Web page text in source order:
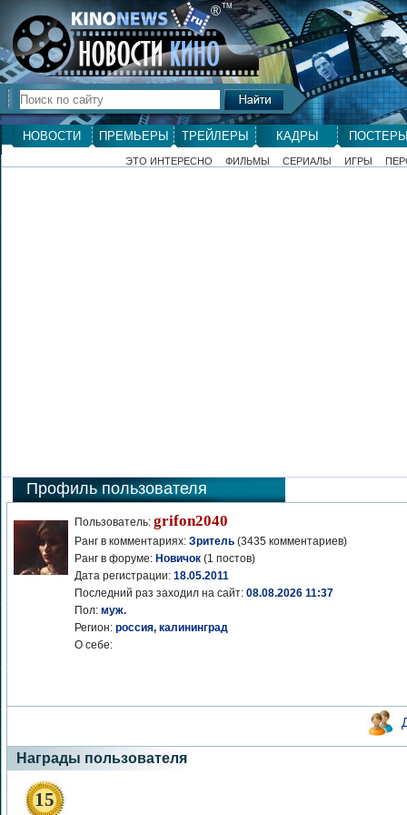
®ТМ
НОВОСТИ ПРЕМЬЕРЫ ТРЕЙЛЕРЫ КАДРЫ
ЭТО ИНТЕРЕСНО ФИЛЬМЫ СЕРИАЛЫ ИГРЫ
Профиль пользователя
Пользователь: grifon2040
Ранг в комментариях: Зритель (3435 комментариев)
Ранг в форуме: Новичок (1 постов)
Дата регистрации: 18.05.2011
Последний раз заходил на сайт: 08.08.2026 11:37
Пол: муж.
Регион: россия, калининград
О себе:
Награды пользователя
15